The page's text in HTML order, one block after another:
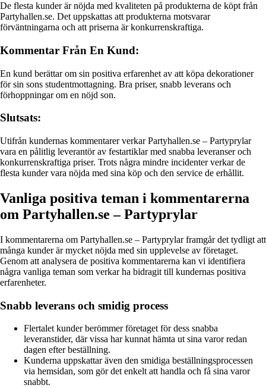
De flesta kunder är nöjda med kvaliteten på produkterna de köpt från
Partyhallen.se. Det uppskattas att produkterna motsvarar
förväntningarna och att priserna är konkurrenskraftiga.
Kommentar Från En Kund:
En kund berättar om sin positiva erfarenhet av att köpa dekorationer
för sin sons studentmottagning. Bra priser, snabb leverans och
förhoppningar om en nöjd son.
Slutsats:
Utifrån kundernas kommentarer verkar Partyhallen.se – Partyprylar
vara en pålitlig leverantör av festartiklar med snabba leveranser och
konkurrenskraftiga priser. Trots några mindre incidenter verkar de
flesta kunder vara nöjda med sina köp och den service de erhållit.
Vanliga positiva teman i kommentarerna
om Partyhallen.se – Partyprylar
I kommentarerna om Partyhallen.se – Partyprylar framgår det tydligt att
många kunder är mycket nöjda med sin upplevelse av företaget.
Genom att analysera de positiva kommentarerna kan vi identifiera
några vanliga teman som verkar ha bidragit till kundernas positiva
erfarenheter.
Snabb leverans och smidig process
Flertalet kunder berömmer företaget för dess snabba
leveranstider, där vissa har kunnat hämta ut sina varor redan
dagen efter beställning.
Kunderna uppskattar även den smidiga beställningsprocessen
via hemsidan, som gör det enkelt att handla och få sina varor
snabbt.